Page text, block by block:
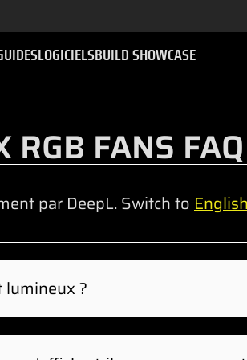
LOGICIELSBUILD SHOWCASE
RGB FANS FAQ
par DeepL. Switch to
?